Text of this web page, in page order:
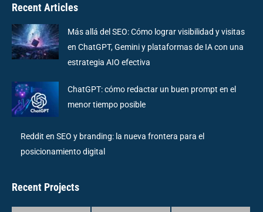
Recent Articles
Más allá del SEO: Cómo lograr visibilidad y visitas
en ChatGPT, Gemini y plataformas de IA con una
estrategia AIO efectiva
ChatGPT: cómo redactar un buen prompt en el
menor tiempo posible
Reddit en SEO y branding: la nueva frontera para el
posicionamiento digital
Recent Projects